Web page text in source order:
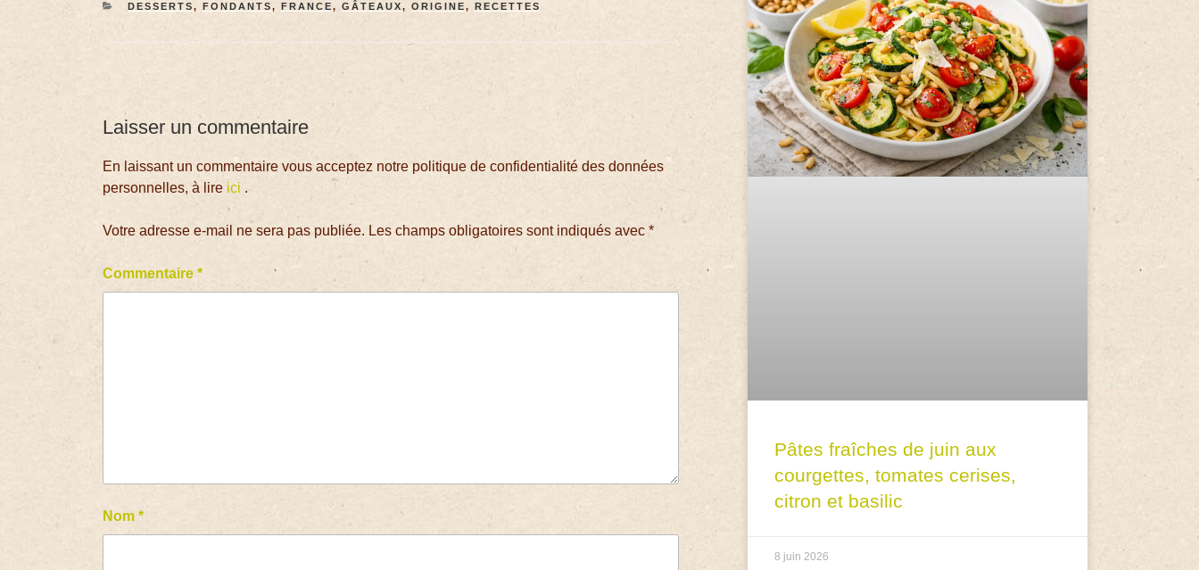
DESSERTS, FONDANTS, FRANCE, GÂTEAUX, ORIGINE, RECETTES
Laisser un commentaire
En laissant un commentaire vous acceptez notre politique de confidentialité des données
personnelles, à lire ici .
Votre adresse e-mail ne sera pas publiée. Les champs obligatoires sont indiqués avec*
Commentaire*
Nom*
Pâtes fraîches de juin aux
courgettes, tomates cerises,
citron et basilic
8 juin 2026